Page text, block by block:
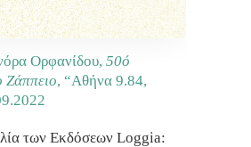
Ορφανίδου, 50ό
Ζάππειο, “Αθήνα 9.84,
των Εκδόσεων Loggia: